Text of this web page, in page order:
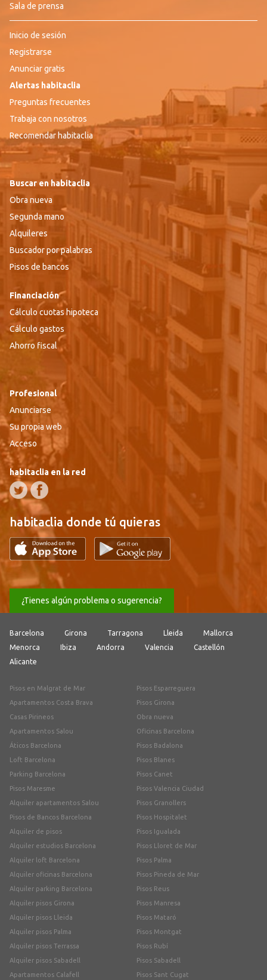
Sala de prensa
Inicio de sesión
Registrarse
Anunciar gratis
Alertas habitaclia
Preguntas frecuentes
Trabaja con nosotros
Recomendar habitaclia
Buscar en habitaclia
Obra nueva
Segunda mano
Alquileres
Buscador por palabras
Pisos de bancos
Financiación
Cálculo cuotas hipoteca
Cálculo gastos
Ahorro fiscal
Profesional
Anunciarse
Su propia web
Acceso
habitaclia en la red
habitaclia donde tú quieras
¿Tienes algún problema o sugerencia?
Barcelona Girona Tarragona Lleida
Mallorca
Menorca
Ibiza Andorra Valencia
Castellón
Alicante
Pisos en Malgrat de Mar
Apartamentos Costa Brava
Casas Pirineos
Apartamentos Salou
Áticos Barcelona
Loft Barcelona
Parking Barcelona
Pisos Maresme
Alquiler apartamentos Salou
Pisos de Bancos Barcelona
Alquiler de pisos
Alquiler estudios Barcelona
Alquiler loft Barcelona
Alquiler oficinas Barcelona
Alquiler parking Barcelona
Alquiler pisos Girona
Alquiler pisos Lleida
Alquiler pisos Palma
Alquiler pisos Terrassa
Alquiler pisos Sabadell
Apartamentos Calafell
Pisos Esparreguera
Pisos Girona
Obra nueva
Oficinas Barcelona
Pisos Badalona
Pisos Blanes
Pisos Canet
Pisos Valencia Ciudad
Pisos Granollers
Pisos Hospitalet
Pisos Igualada
Pisos Lloret de Mar
Pisos Palma
Pisos Pineda de Mar
Pisos Reus
Pisos Manresa
Pisos Mataró
Pisos Montgat
Pisos Rubí
Pisos Sabadell
Pisos Sant Cugat